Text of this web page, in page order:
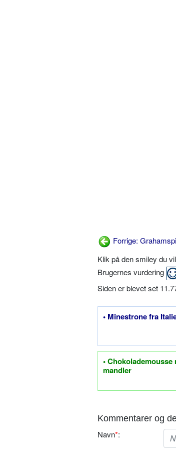
Forrige:
Klik på den smiley du
Brugernes vurdering
Siden er blevet set
• Minestrone fra
• Chokolademousse
mandler
Kommentarer og
Navn*: